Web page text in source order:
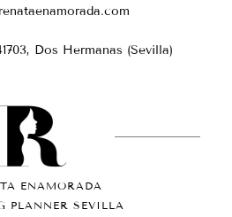
Dos Hermanas (Sevilla)
ENAMORADA
PLANNER SEVILLA